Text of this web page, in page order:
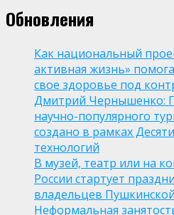
Обновления
Как национальный
активная жизнь»
свое здоровье под
Дмитрий Чернышенко:
научно-популярного
создано в рамках
технологий
В музей, театр или на
России стартует
владельцев
Неформальная